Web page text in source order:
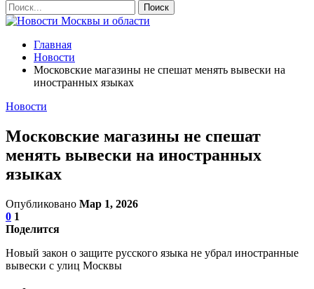
Главная
Новости
Московские магазины не спешат менять вывески на
иностранных языках
Новости
Московские магазины не спешат
менять вывески на иностранных
языках
Опубликовано Мар 1, 2026
0 1
Поделится
Новый закон о защите русского языка не убрал иностранные
вывески с улиц Москвы